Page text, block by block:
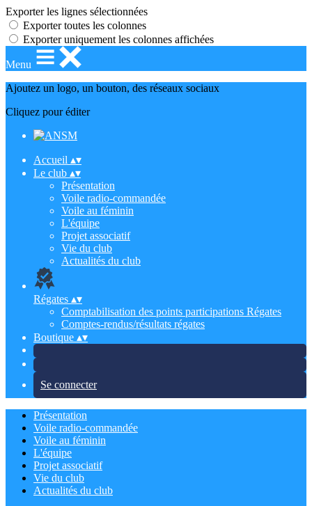
Exporter les lignes sélectionnées
Exporter toutes les colonnes
Exporter uniquement les colonnes affichées
Menu
Ajoutez un logo, un bouton, des réseaux sociaux
Cliquez pour éditer
Accueil ▴▾
Le club ▴▾
Présentation
Voile radio-commandée
Voile au féminin
L'équipe
Projet associatif
Vie du club
Actualités du club
Régates ▴▾
Comptabilisation des points participations Régates
Comptes-rendus/résultats régates
Boutique ▴▾
Se connecter
Présentation
Voile radio-commandée
Voile au féminin
L'équipe
Projet associatif
Vie du club
Actualités du club